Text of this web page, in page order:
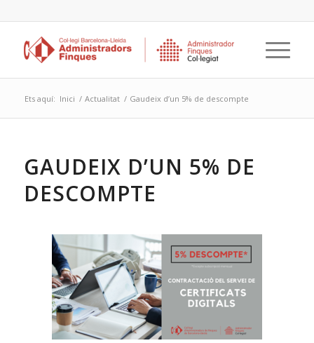
Ets aquí: Inici / Actualitat / Gaudeix d’un 5% de descompte
GAUDEIX D’UN 5% DE
DESCOMPTE